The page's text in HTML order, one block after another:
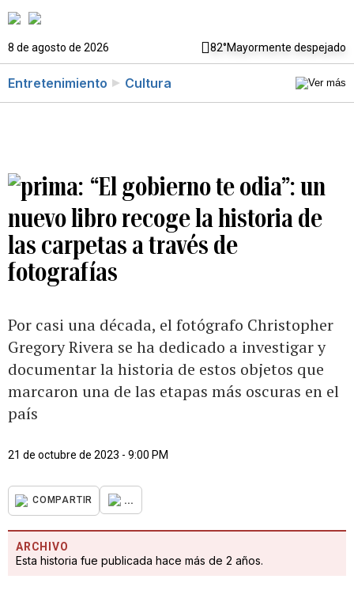
8 de agosto de 2026 82°Mayormente despejado
Entretenimiento Cultura
“El gobierno te odia”: un
nuevo libro recoge la historia de
las carpetas a través de
fotografías
Por casi una década, el fotógrafo Christopher
Gregory Rivera se ha dedicado a investigar y
documentar la historia de estos objetos que
marcaron una de las etapas más oscuras en el
país
21 de octubre de 2023 - 9:00 PM
COMPARTIR ...
ARCHIVO
Esta historia fue publicada hace más de 2 años.